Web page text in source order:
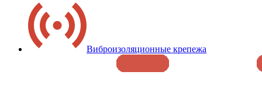
Виброизоляционные крепежа